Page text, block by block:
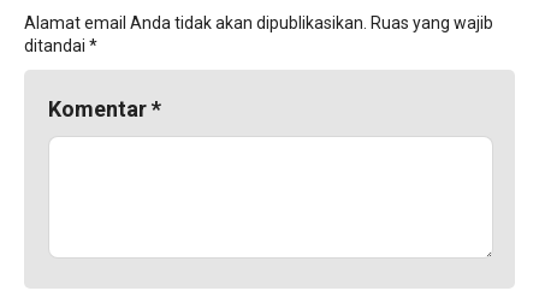
Alamat email Anda tidak akan dipublikasikan. Ruas yang wajib
ditandai *
Komentar*